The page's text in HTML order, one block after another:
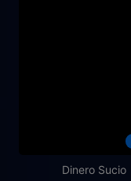
Dinero Sucio